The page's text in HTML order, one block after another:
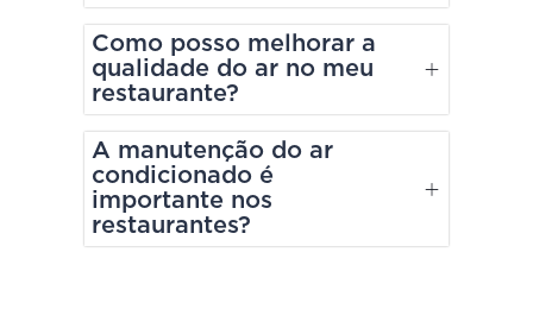
Como posso melhorar a
qualidade do ar no meu
restaurante?
A manutenção do ar
condicionado é
importante nos
restaurantes?